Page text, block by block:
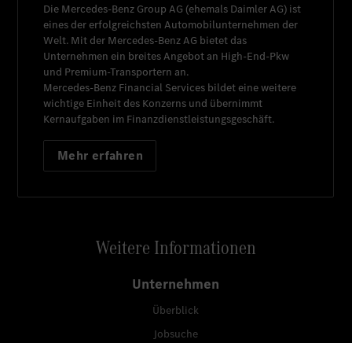
Die Mercedes-Benz Group AG (ehemals Daimler AG) ist
eines der erfolgreichsten Automobilunternehmen der
Welt. Mit der Mercedes-Benz AG bietet das
Unternehmen ein breites Angebot an High-End-Pkw
und Premium-Transportern an.
Mercedes-Benz Financial Services bildet eine weitere
wichtige Einheit des Konzerns und übernimmt
Kernaufgaben im Finanzdienstleistungsgeschäft.
Mehr erfahren
Weitere Informationen
Unternehmen
Überblick
Jobsuche